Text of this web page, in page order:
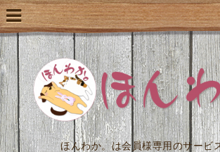
ほんわか。は会員様専用のサービ